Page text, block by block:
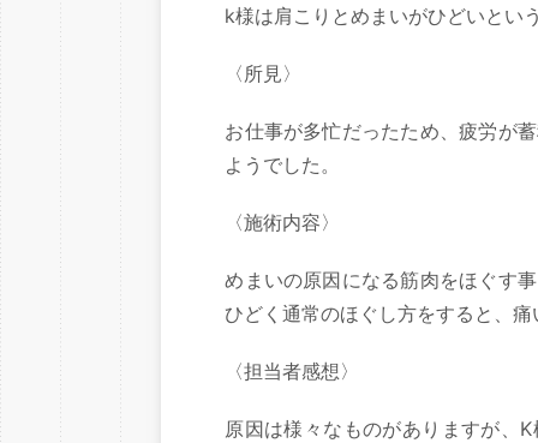
k様は肩こりとめまいがひどいとい
〈所見〉
お仕事が多忙だったため、疲労が
ようでした。
〈施術内容〉
めまいの原因になる筋肉をほぐす
ひどく通常のほぐし方をすると、
〈担当者感想〉
原因は様々なものがありますが、